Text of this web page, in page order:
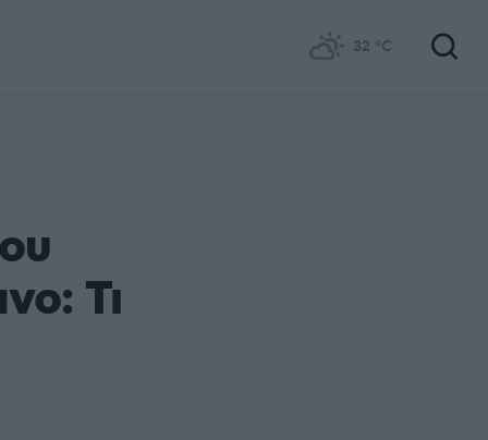
32 °C
Τι